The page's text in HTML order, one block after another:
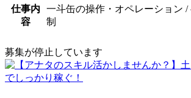
仕事内
容
一斗缶の操作・オペレーション /
制
募集が停止しています